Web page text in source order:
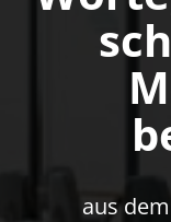
aus